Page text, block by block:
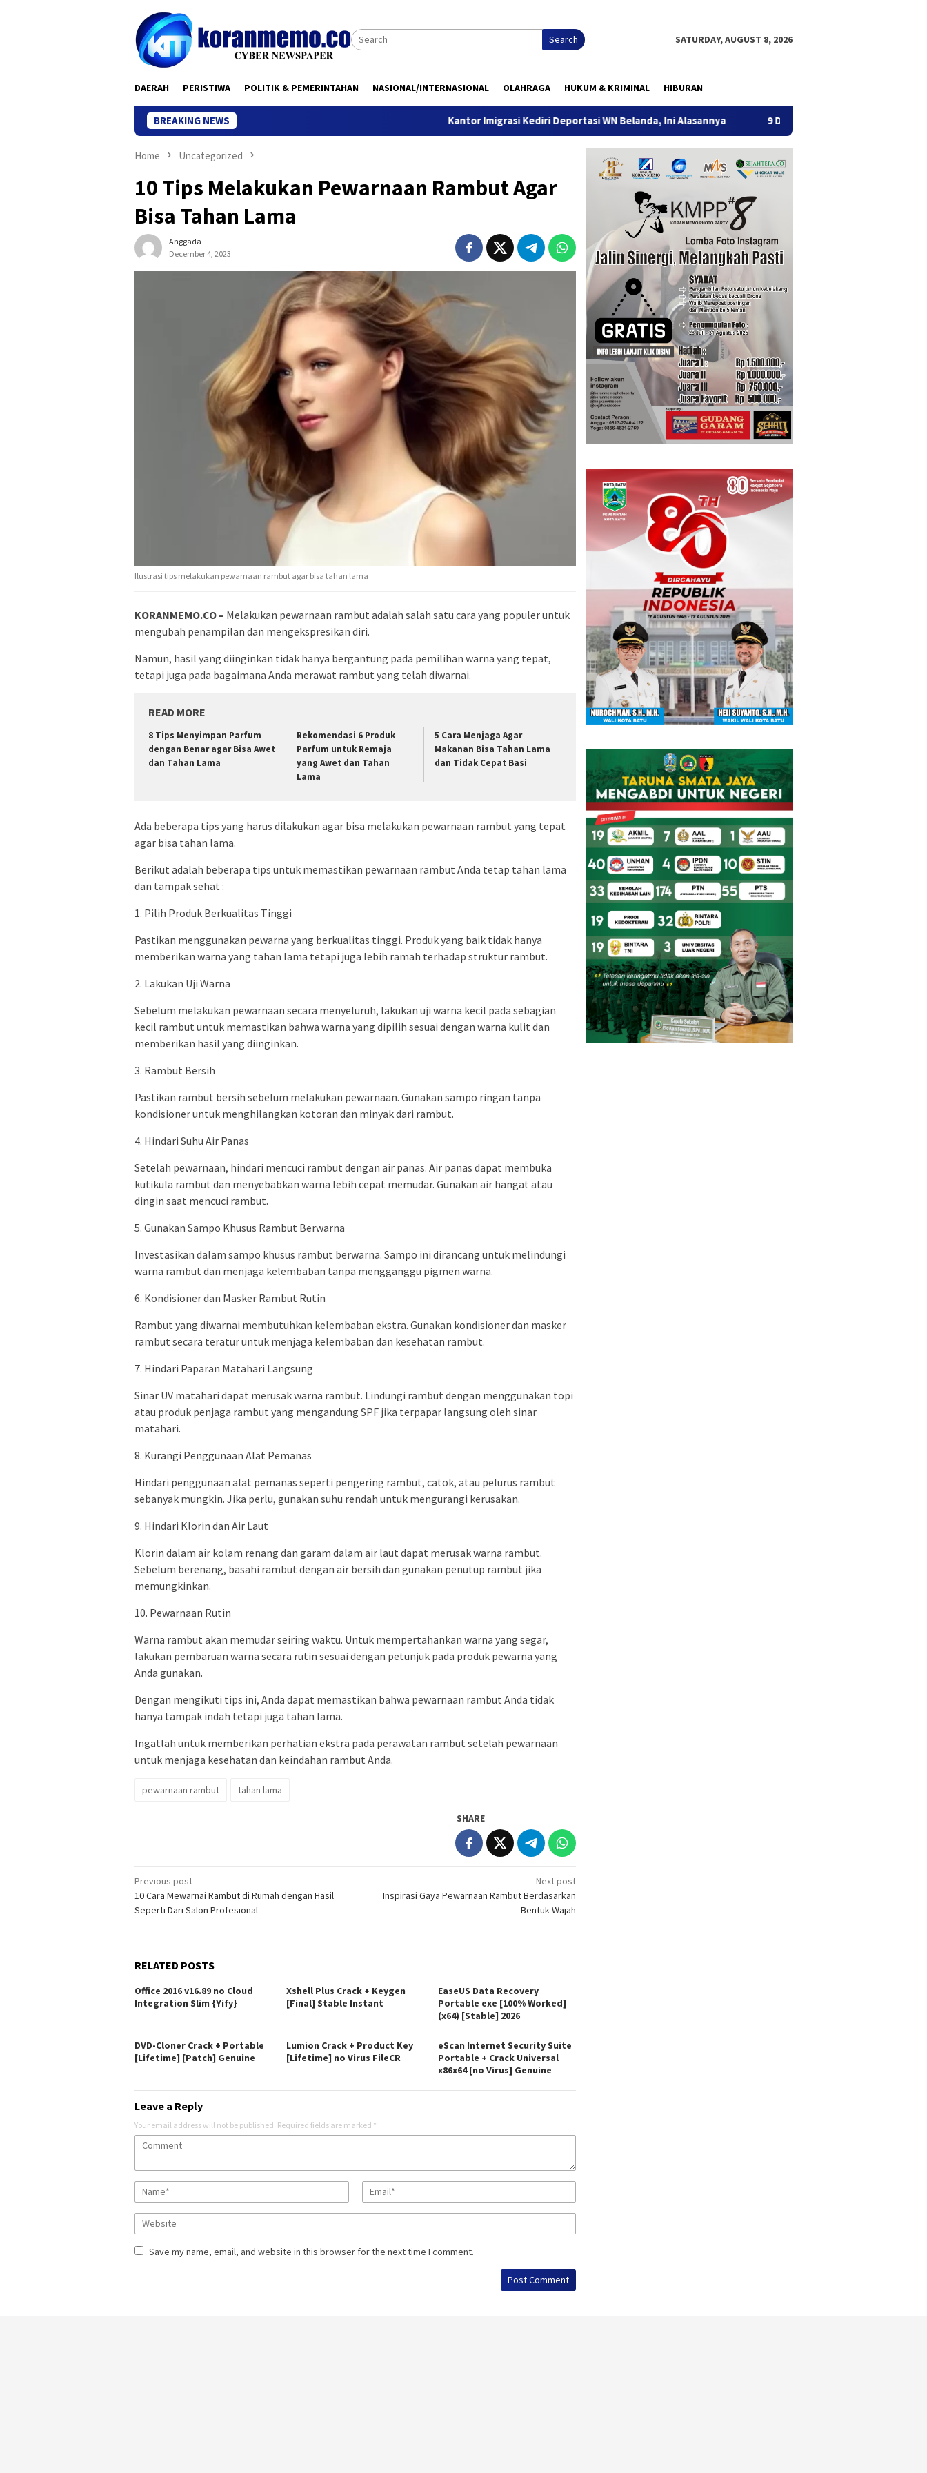
Search SATURDAY, AUGUST 8, 2026
DAERAH PERISTIWA POLITIK & PEMERINTAHAN NASIONAL/INTERNASIONAL OLAHRAGA HUKUM & KRIMINAL HIBURAN
BREAKING NEWS Kantor Imigrasi Kediri Deportasi WN Belanda, Ini Alasannya 9 Desa di 6 Kecamatan Tulungagung Alami
Home Uncategorized
10 Tips Melakukan Pewarnaan Rambut Agar
Bisa Tahan Lama
Anggada
December 4, 2023
Ilustrasi tips melakukan pewarnaan rambut agar bisa tahan lama
KORANMEMO.CO – Melakukan pewarnaan rambut adalah salah satu cara yang populer untuk
mengubah penampilan dan mengekspresikan diri.
Namun, hasil yang diinginkan tidak hanya bergantung pada pemilihan warna yang tepat,
tetapi juga pada bagaimana Anda merawat rambut yang telah diwarnai.
READ MORE
8 Tips Menyimpan Parfum
dengan Benar agar Bisa Awet
dan Tahan Lama
Rekomendasi 6 Produk
Parfum untuk Remaja
yang Awet dan Tahan
Lama
5 Cara Menjaga Agar
Makanan Bisa Tahan Lama
dan Tidak Cepat Basi
Ada beberapa tips yang harus dilakukan agar bisa melakukan pewarnaan rambut yang tepat
agar bisa tahan lama.
Berikut adalah beberapa tips untuk memastikan pewarnaan rambut Anda tetap tahan lama
dan tampak sehat :
1. Pilih Produk Berkualitas Tinggi
Pastikan menggunakan pewarna yang berkualitas tinggi. Produk yang baik tidak hanya
memberikan warna yang tahan lama tetapi juga lebih ramah terhadap struktur rambut.
2. Lakukan Uji Warna
Sebelum melakukan pewarnaan secara menyeluruh, lakukan uji warna kecil pada sebagian
kecil rambut untuk memastikan bahwa warna yang dipilih sesuai dengan warna kulit dan
memberikan hasil yang diinginkan.
3. Rambut Bersih
Pastikan rambut bersih sebelum melakukan pewarnaan. Gunakan sampo ringan tanpa
kondisioner untuk menghilangkan kotoran dan minyak dari rambut.
4. Hindari Suhu Air Panas
Setelah pewarnaan, hindari mencuci rambut dengan air panas. Air panas dapat membuka
kutikula rambut dan menyebabkan warna lebih cepat memudar. Gunakan air hangat atau
dingin saat mencuci rambut.
5. Gunakan Sampo Khusus Rambut Berwarna
Investasikan dalam sampo khusus rambut berwarna. Sampo ini dirancang untuk melindungi
warna rambut dan menjaga kelembaban tanpa mengganggu pigmen warna.
6. Kondisioner dan Masker Rambut Rutin
Rambut yang diwarnai membutuhkan kelembaban ekstra. Gunakan kondisioner dan masker
rambut secara teratur untuk menjaga kelembaban dan kesehatan rambut.
7. Hindari Paparan Matahari Langsung
Sinar UV matahari dapat merusak warna rambut. Lindungi rambut dengan menggunakan topi
atau produk penjaga rambut yang mengandung SPF jika terpapar langsung oleh sinar
matahari.
8. Kurangi Penggunaan Alat Pemanas
Hindari penggunaan alat pemanas seperti pengering rambut, catok, atau pelurus rambut
sebanyak mungkin. Jika perlu, gunakan suhu rendah untuk mengurangi kerusakan.
9. Hindari Klorin dan Air Laut
Klorin dalam air kolam renang dan garam dalam air laut dapat merusak warna rambut.
Sebelum berenang, basahi rambut dengan air bersih dan gunakan penutup rambut jika
memungkinkan.
10. Pewarnaan Rutin
Warna rambut akan memudar seiring waktu. Untuk mempertahankan warna yang segar,
lakukan pembaruan warna secara rutin sesuai dengan petunjuk pada produk pewarna yang
Anda gunakan.
Dengan mengikuti tips ini, Anda dapat memastikan bahwa pewarnaan rambut Anda tidak
hanya tampak indah tetapi juga tahan lama.
Ingatlah untuk memberikan perhatian ekstra pada perawatan rambut setelah pewarnaan
untuk menjaga kesehatan dan keindahan rambut Anda.
pewarnaan rambut tahan lama
SHARE
Post
navigation
Previous post
10 Cara Mewarnai Rambut di Rumah dengan Hasil
Seperti Dari Salon Profesional
Next post
Inspirasi Gaya Pewarnaan Rambut Berdasarkan
Bentuk Wajah
RELATED POSTS
Office 2016 v16.89 no Cloud
Integration Slim {Yify}
Xshell Plus Crack + Keygen
[Final] Stable Instant
EaseUS Data Recovery
Portable exe [100% Worked]
(x64) [Stable] 2026
DVD-Cloner Crack + Portable
[Lifetime] [Patch] Genuine
Lumion Crack + Product Key
[Lifetime] no Virus FileCR
eScan Internet Security Suite
Portable + Crack Universal
x86x64 [no Virus] Genuine
Leave a Reply
Your email address will not be published. Required fields are marked *
Save my name, email, and website in this browser for the next time I comment.